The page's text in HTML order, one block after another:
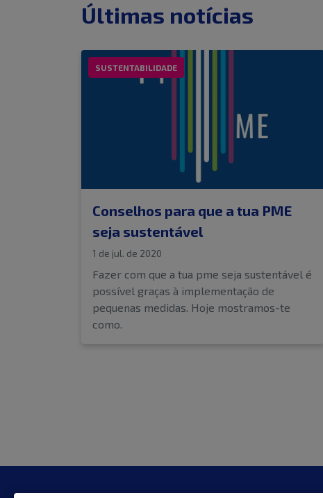
Últimas notícias
SUSTENTABILIDADE
Conselhos para que a tua PME
seja sustentável
1 de jul. de 2020
Fazer com que a tua pme seja sustentável é
possível graças à implementação de
pequenas medidas. Hoje mostramos-te
como.